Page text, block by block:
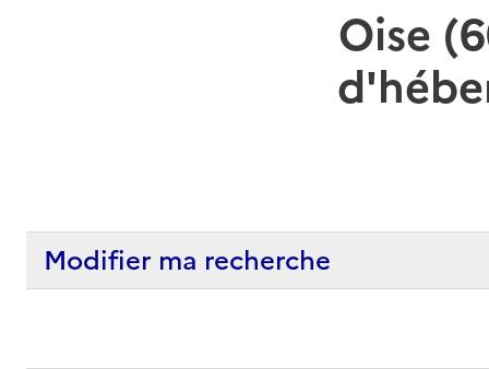
Oise
Modifier ma recherche